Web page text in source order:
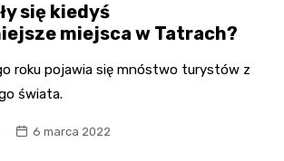
się kiedyś
miejsca w Tatrach?
roku pojawia się mnóstwo turystów z
świata.
6 marca 2022